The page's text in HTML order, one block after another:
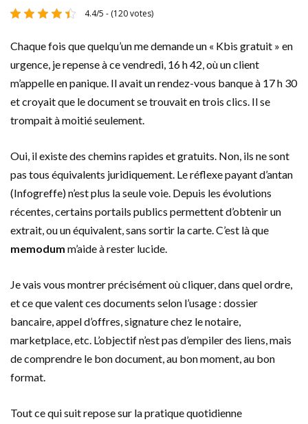
4.4/5 - (120 votes)
Chaque fois que quelqu’un me demande un « Kbis gratuit » en
urgence, je repense à ce vendredi, 16 h 42, où un client
m’appelle en panique. Il avait un rendez-vous banque à 17 h 30
et croyait que le document se trouvait en trois clics. Il se
trompait à moitié seulement.
Oui, il existe des chemins rapides et gratuits. Non, ils ne sont
pas tous équivalents juridiquement. Le réflexe payant d’antan
(Infogreffe) n’est plus la seule voie. Depuis les évolutions
récentes, certains portails publics permettent d’obtenir un
extrait, ou un équivalent, sans sortir la carte. C’est là que
memodum m’aide à rester lucide.
Je vais vous montrer précisément où cliquer, dans quel ordre,
et ce que valent ces documents selon l’usage : dossier
bancaire, appel d’offres, signature chez le notaire,
marketplace, etc. L’objectif n’est pas d’empiler des liens, mais
de comprendre le bon document, au bon moment, au bon
format.
Tout ce qui suit repose sur la pratique quotidienne